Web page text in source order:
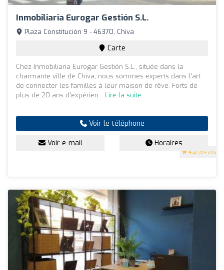
Inmobiliaria Eurogar Gestión S.L.
4.2 (64 avis)
Plaza Constitución 9 - 46370, Chiva
Carte
Chez Inmobiliaria Eurogar Gestión S.L., située dans la
charmante ville de Chiva, nous sommes experts dans l'art
de connecter les familles à leur maison de rêve. Forts de
plus de 20 ans d'expérien... Lire la suite
Voir le téléphone
Voir e-mail Horaires